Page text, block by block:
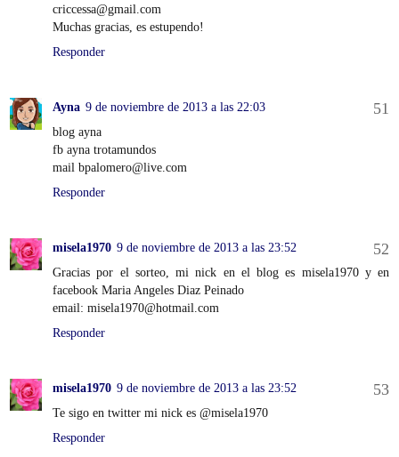
criccessa@gmail.com
Muchas gracias, es estupendo!
Responder
Ayna 9 de noviembre de 2013 a las 22:03
blog ayna
fb ayna trotamundos
mail bpalomero@live.com
Responder
misela1970 9 de noviembre de 2013 a las 23:52
Gracias por el sorteo, mi nick en el blog es misela1970 y en
facebook Maria Angeles Diaz Peinado
email: misela1970@hotmail.com
Responder
misela1970 9 de noviembre de 2013 a las 23:52
Te sigo en twitter mi nick es @misela1970
Responder